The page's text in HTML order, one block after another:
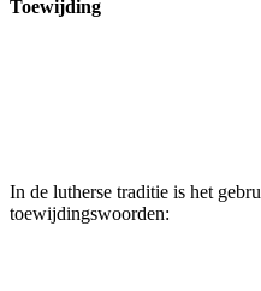
Toewijding
In de lutherse traditie is het
toewijdingswoorden: